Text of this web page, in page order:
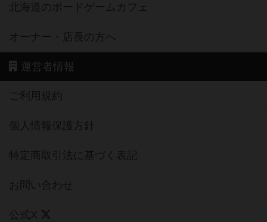
北海道のボードゲームカフェ
オーナー・店長の方へ
運営者情報
ご利用規約
個人情報保護方針
特定商取引法に基づく表記
お問い合わせ
公式X